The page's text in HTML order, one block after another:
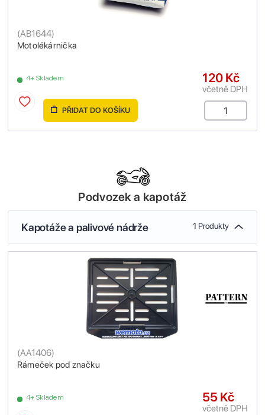
Motolékárnička
(AB1644)
4+ Skladem 120 Kč
včetně DPH
PŘIDAT DO KOŠÍKU
Podvozek a kapotáž
Kapotáže a palivové nádrže 1 Produkty
Rámeček pod značku
(AA1406)
4+ Skladem 55 Kč
včetně DPH